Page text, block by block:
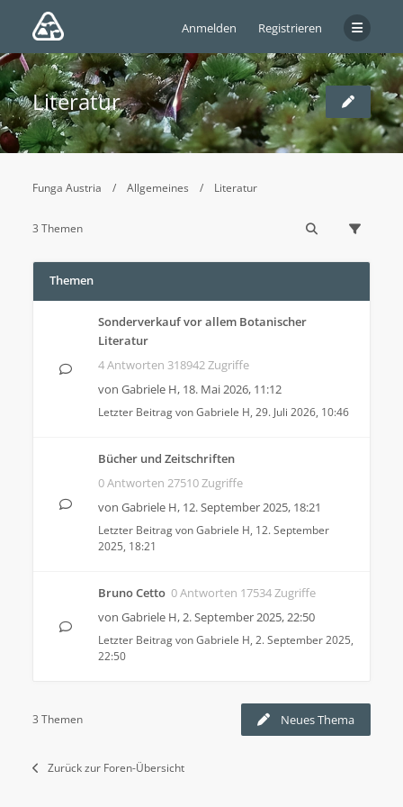
Anmelden Registrieren
Literatur
Funga Austria Allgemeines Literatur
3 Themen
Themen
Sonderverkauf vor allem Botanischer
Literatur
4 Antworten 318942 Zugriffe
von Gabriele H, 18. Mai 2026, 11:12
Letzter Beitrag vonGabriele H, 29. Juli 2026, 10:46
Bücher und Zeitschriften
0 Antworten 27510 Zugriffe
von Gabriele H, 12. September 2025, 18:21
Letzter Beitrag vonGabriele H, 12. September
2025, 18:21
Bruno Cetto 0 Antworten 17534 Zugriffe
von Gabriele H,2. September 2025, 22:50
Letzter Beitrag vonGabriele H, 2. September 2025,
22:50
Neues Thema
3 Themen
Zurück zur Foren-Übersicht